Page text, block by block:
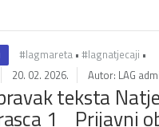
#lagmareta • #lagnatjecaji •
20. 02. 2026. Autor: LAG
teksta
1_ Prijavni